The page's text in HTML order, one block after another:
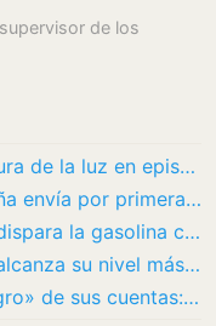
de los
Cómo ahorrar en la factura de la luz en episodios de calor extremo: así puedes gastar…
Adiós a las cartas: España envía por primera vez más paquetes que correo tradicional
El fin de la rebaja fiscal dispara la gasolina cerca del récord del año en plenas…
El precio de la gasolina alcanza su nivel más alto desde marzo en plenas vacaciones de…
Correos y el «falso milagro» de sus cuentas: dinero público e ingeniería financiera